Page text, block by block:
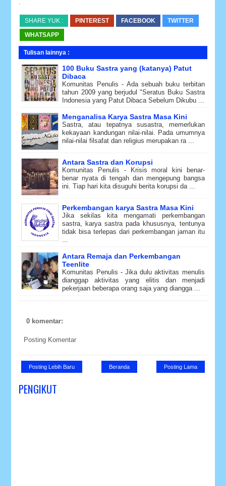
SHARE YUK : PINTEREST FACEBOOK
TWITTER
WHATSAPP
Tulisan lainnya :
100 Buku Sastra yang (katanya) Patut
Dibaca
Komunitas Penulis - Ada sebuah buku terbitan
tahun 2009 yang berjudul "Seratus Buku Sastra
Indonesia yang Patut Dibaca Sebelum Dikubu ...
Menganalisa Karya Sastra Masa Kini
Sastra, atau tepatnya susastra, memerlukan
kekayaan kandungan nilai-nilai. Pada umumnya
nilai-nilai filsafat dan religius merupakan ra ...
Antara Sastra dan Korupsi
Komunitas Penulis - Krisis moral kini benar-
benar nyata di tengah dan mengepung bangsa
ini. Tiap hari kita disuguhi berita korupsi da ...
Perkembangan karya Sastra Masa Kini
Jika sekilas kita mengamati perkembangan
sastra, karya sastra pada khususnya, tentunya
tidak bisa terlepas dari perkembangan jaman itu
Antara Remaja dan Perkembangan
Teenlite
Komunitas Penulis - Jika dulu aktivitas menulis
dianggap aktivitas yang elitis dan menjadi
pekerjaan beberapa orang saja yang diangga ...
0 komentar:
Posting Komentar
Posting Lebih Baru Posting Lama
Beranda
PENGIKUT